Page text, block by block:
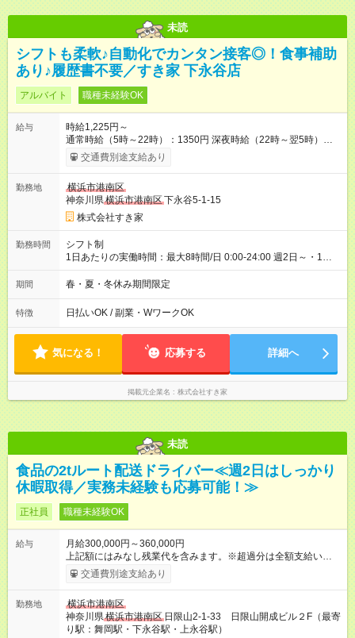
未読
シフトも柔軟♪自動化でカンタン接客◎！食事補助
あり♪履歴書不要／すき家 下永谷店
アルバイト 職種未経験OK
給与
時給1,225円～
通常時給（5時～22時）：1350円 深夜時給（22時～翌5時）：
1688円 高校生時給：1225円 【特別手当】早朝手当（5：00-9：
00）時給+150円 【試用期間】試用期間あり 試用期間の長さ：1
30日（※条件変更なし）ですが、切り上げで一ヶ月とさせてい
ただきます。 研修制度あり：15時間(研修中も同時給）
交通費別途支給あり
勤務地
横浜市港南区
神奈川県横浜市港南区下永谷5-1-15
株式会社すき家
勤務時間
シフト制
1日あたりの実働時間：最大8時間/日 0:00-24:00 週2日～・1日
2h～OK ＜シフト例＞ 〇朝帯 5:00-9:00 〇昼帯 9:00-14:00 〇午
後帯 14:00-18:00 〇夜帯 18:00-22:00 〇深夜帯 22:00-翌5:00 基
ます♪
期間 春・夏・冬休み期間限定
特徴 日払いOK / 副業・WワークOK
気になる！ 応募する 詳細へ
掲載元企業名 株式会社すき家
未読
食品の2tルート配送ドライバー≪週2日はしっかり
休暇取得／実務未経験も応募可能！≫
正社員 職種未経験OK
給与
月給300,000円～360,000円
上記額にはみなし残業代を含みます。※超過分は全額支給いたし
ます。 みなし残業代 68,509円／月 みなし残業時間 40時間／月
月給30万円～ ※実働21.5日程 ※試用期間３ヵ月 ※入社後すぐの
の間の雇用形態・その他条件に変更はありません。 ※追加でコ
ースをまわれば、その分給与に還元！頑張りがしっかりと評価
される環境です。 上記額にはみなし残業代（月40時間分、
交通費別途支給あり
勤務地
横浜市港南区
神奈川県横浜市港南区 日限山2-1-33 日限山開成ビル２F（最寄
り駅：舞岡駅・下永谷駅・上永谷駅）